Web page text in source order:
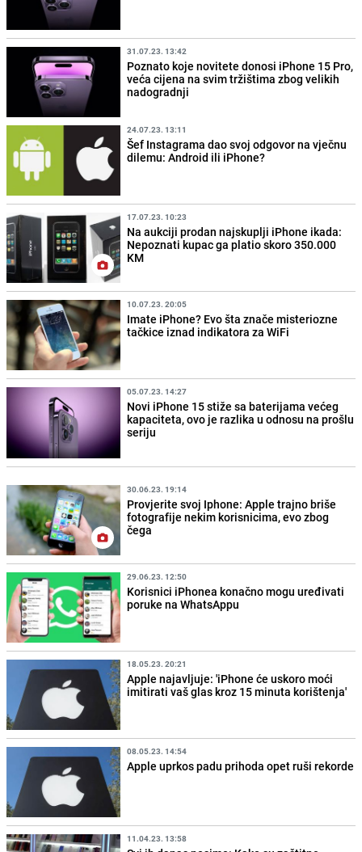
31.07.23. 13:42
Poznato koje novitete donosi iPhone 15 Pro,
veća cijena na svim tržištima zbog velikih
nadogradnji
24.07.23. 13:11
Šef Instagrama dao svoj odgovor na vječnu
dilemu: Android ili iPhone?
17.07.23. 10:23
Na aukciji prodan najskuplji iPhone ikada:
Nepoznati kupac ga platio skoro 350.000
KM
10.07.23. 20:05
Imate iPhone? Evo šta znače misteriozne
tačkice iznad indikatora za WiFi
05.07.23. 14:27
Novi iPhone 15 stiže sa baterijama većeg
kapaciteta, ovo je razlika u odnosu na prošlu
seriju
30.06.23. 19:14
Provjerite svoj Iphone: Apple trajno briše
fotografije nekim korisnicima, evo zbog
čega
29.06.23. 12:50
Korisnici iPhonea konačno mogu uređivati
poruke na WhatsAppu
18.05.23. 20:21
Apple najavljuje: 'iPhone će uskoro moći
imitirati vaš glas kroz 15 minuta korištenja'
08.05.23. 14:54
Apple uprkos padu prihoda opet ruši rekorde
11.04.23. 13:58